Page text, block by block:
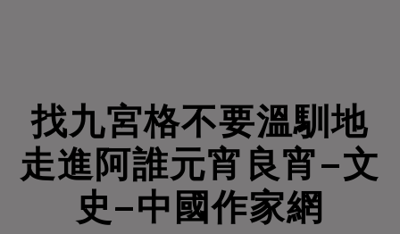
找九宮格不要溫馴地
走進阿誰元宵良宵–文
史–中國作家網